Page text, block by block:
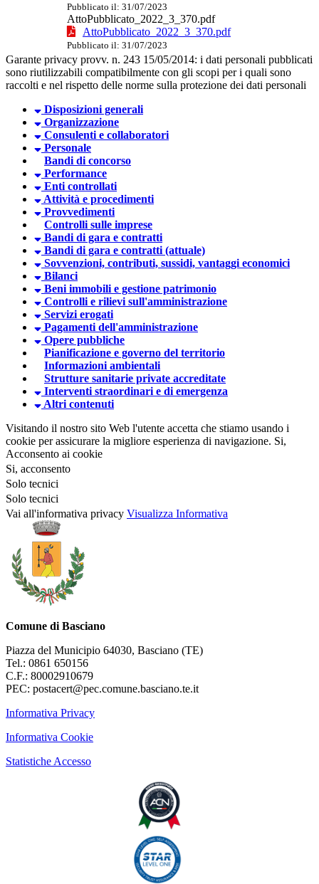
Pubblicato il: 31/07/2023
AttoPubblicato_2022_3_370.pdf
AttoPubblicato_2022_3_370.pdf
Pubblicato il: 31/07/2023
Garante privacy provv. n. 243 15/05/2014: i dati personali pubblicati
sono riutilizzabili compatibilmente con gli scopi per i quali sono
raccolti e nel rispetto delle norme sulla protezione dei dati personali
Disposizioni generali
Organizzazione
Consulenti e collaboratori
Personale
Bandi di concorso
Performance
Enti controllati
Attività e procedimenti
Provvedimenti
Controlli sulle imprese
Bandi di gara e contratti
Bandi di gara e contratti (attuale)
Sovvenzioni, contributi, sussidi, vantaggi economici
Bilanci
Beni immobili e gestione patrimonio
Controlli e rilievi sull'amministrazione
Servizi erogati
Pagamenti dell'amministrazione
Opere pubbliche
Pianificazione e governo del territorio
Informazioni ambientali
Strutture sanitarie private accreditate
Interventi straordinari e di emergenza
Altri contenuti
Visitando il nostro sito Web l'utente accetta che stiamo usando i
cookie per assicurare la migliore esperienza di navigazione. Si,
Acconsento ai cookie
Si, acconsento
Solo tecnici
Solo tecnici
Vai all'informativa privacy Visualizza Informativa
Comune di Basciano
Piazza del Municipio 64030, Basciano (TE)
Tel.: 0861 650156
C.F.: 80002910679
PEC: postacert@pec.comune.basciano.te.it
Informativa Privacy
Informativa Cookie
Statistiche Accesso